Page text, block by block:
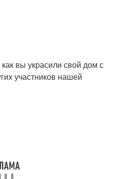
вы украсили свой дом с
участников нашей